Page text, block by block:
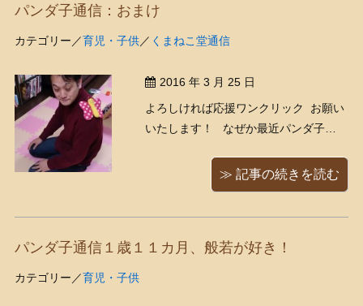
には楽しくてたまらない ...
パンダ子通信：おまけ
カテゴリー／育児・子供／ くまねこ堂通信
2016 年 3 月 25 日
よろしければ応援ワンクリック お願い
いたします！ なぜか最近パンダ子
うちょをくっつけるのがブームのよう
で・・・ というわけで、もしくまきち
あ、これね・・（´∀｀） ...
≫ 記事の続きを読む
パンダ子通信１歳１１カ月、般若が好き！
カテゴリー／育児・子供